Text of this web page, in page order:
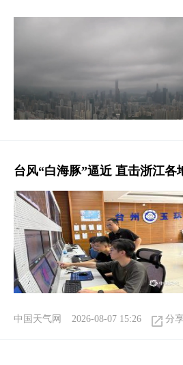
台风“白海豚”逼近 直击浙江各
中国天气网 2026-08-07 15:26 分享